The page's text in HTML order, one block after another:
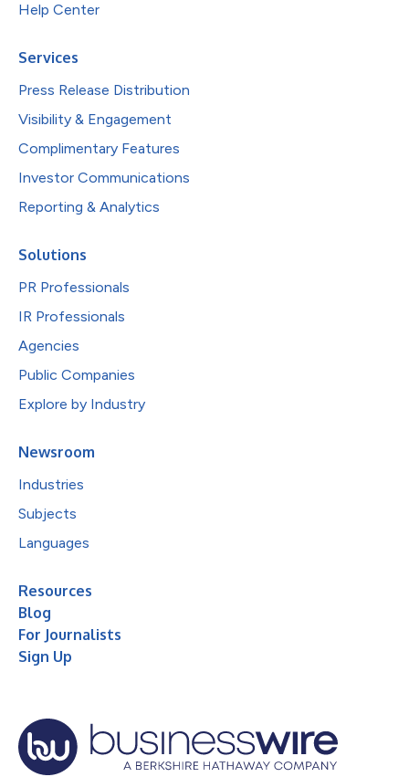
Help Center
Services
Press Release Distribution
Visibility & Engagement
Complimentary Features
Investor Communications
Reporting & Analytics
Solutions
PR Professionals
IR Professionals
Agencies
Public Companies
Explore by Industry
Newsroom
Industries
Subjects
Languages
Resources
Blog
For Journalists
Sign Up